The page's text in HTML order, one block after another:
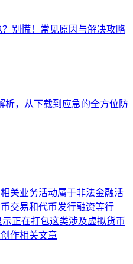
别慌！常见原因与解决攻略
析，从下载到应急的全方位防
关业务活动属于非法金融活
交易和代币发行融资等行
正在打包这类涉及虚拟货币
作相关文章